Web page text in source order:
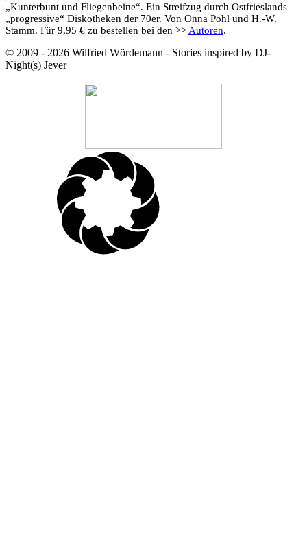
„Kunterbunt und Fliegenbeine“. Ein Streifzug durch Ostfrieslands
„progressive“ Diskotheken der 70er. Von Onna Pohl und H.-W.
Stamm. Für 9,95 € zu bestellen bei den >> Autoren.
© 2009 - 2026 Wilfried Wördemann - Stories inspired by DJ-
Night(s) Jever